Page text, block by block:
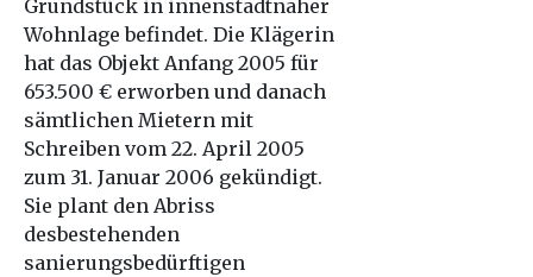
Grundstück in innenstadtnaher
Wohnlage befindet. Die Klägerin
hat das Objekt Anfang 2005 für
653.500 € erworben und danach
sämtlichen Mietern mit
Schreiben vom 22. April 2005
zum 31. Januar 2006 gekündigt.
Sie plant den Abriss
desbestehenden
sanierungsbedürftigen